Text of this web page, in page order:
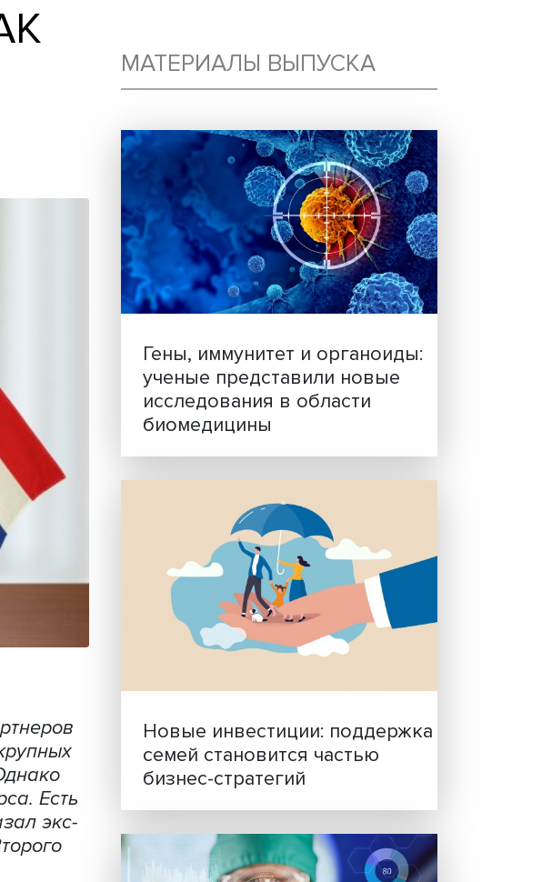
КАК
МАТЕРИАЛЫ ВЫПУСКА
ученые представили
исследования в области
биомедицины